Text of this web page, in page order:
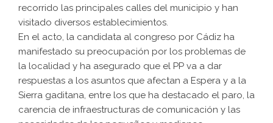
recorrido las principales calles del municipio y han
visitado diversos establecimientos.
En el acto, la candidata al congreso por Cádiz ha
manifestado su preocupación por los problemas de
la localidad y ha asegurado que el PP va a dar
respuestas a los asuntos que afectan a Espera y a la
Sierra gaditana, entre los que ha destacado el paro, la
carencia de infraestructuras de comunicación y las